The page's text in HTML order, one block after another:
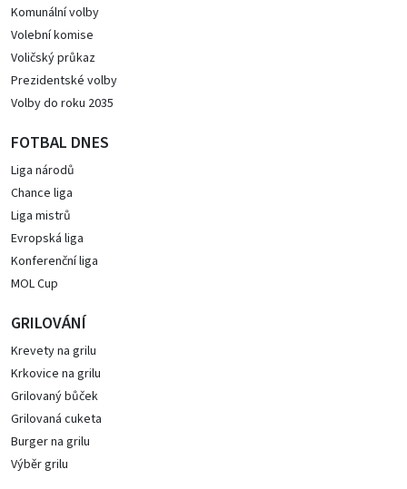
Komunální volby
Volební komise
Voličský průkaz
Prezidentské volby
Volby do roku 2035
FOTBAL DNES
Liga národů
Chance liga
Liga mistrů
Evropská liga
Konferenční liga
MOL Cup
GRILOVÁNÍ
Krevety na grilu
Krkovice na grilu
Grilovaný bůček
Grilovaná cuketa
Burger na grilu
Výběr grilu